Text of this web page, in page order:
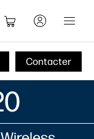
Contacter